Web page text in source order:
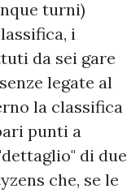
turni)
i
da sei gare
legate al
la classifica
punti a
di due
che, se le